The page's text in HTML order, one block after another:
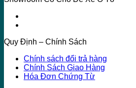
Quy Định – Chính Sách
Chính sách đổi trả hàng
Chính Sách Giao Hàng
Hóa Đơn Chứng Từ